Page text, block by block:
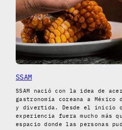
SSAM
SSAM nació con la idea de
gastronomía coreana a México
y divertida. Desde el inicio
experiencia fuera mucho más
espacio donde las personas